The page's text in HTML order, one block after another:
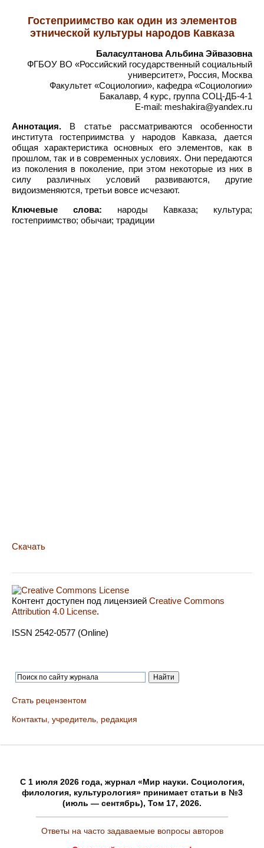
Гостеприимство как один из элементов
этнической культуры народов Кавказа
Баласултанова Альбина Эйвазовна
ФГБОУ ВО «Российский государственный социальный
университет», Россия, Москва
Факультет «Социологии», кафедра «Социологии»
Бакалавр, 4 курс, группа СОЦ-ДБ-4-1
E-mail: meshakira@yandex.ru
Аннотация. В статье рассматриваются особенности
института гостеприимства у народов Кавказа, дается
общая характеристика основных его элементов, как в
прошлом, так и в современных условиях. Они передаются
из поколения в поколение, при этом некоторые из них в
силу различных условий развиваются, другие
видоизменяются, третьи вовсе исчезают.
Ключевые слова: народы Кавказа; культура;
гостеприимство; обычаи; традиции
Скачать
Контент доступен под лицензией Creative Commons
Attribution 4.0 License.
ISSN 2542-0577 (Online)
Стать рецензентом
Контакты, учредитель, редакция
C 1 июля 2026 года, журнал «Мир науки. Социология,
филология, культурология» принимает статьи в №3
(июль — сентябрь), Том 17, 2026.
Ответы на часто задаваемые вопросы авторов